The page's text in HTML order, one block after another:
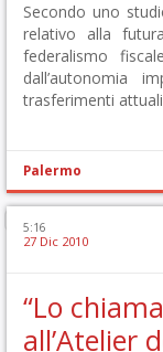
Secondo uno
relativo alla
federalismo
dall’autonomia
trasferimenti
Palermo
5:16
27 Dic 2010
“Lo
all’Atelier